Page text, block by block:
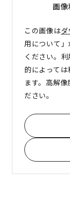
画像
この画像は
用について
ください。
的によって
ます。高解
ださい。